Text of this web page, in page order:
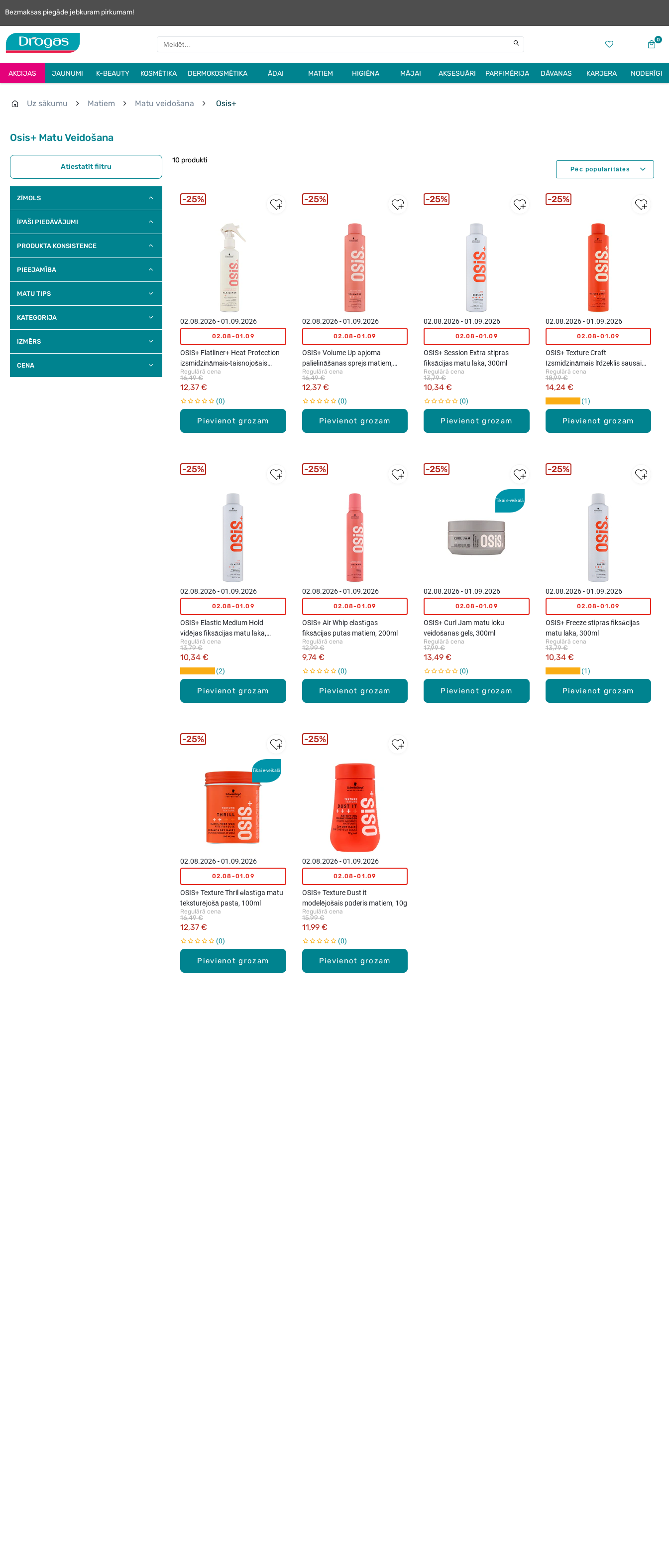
Bezmaksas piegāde jebkuram pirkumam!
0
AKCIJAS JAUNUMI K-BEAUTY KOSMĒTIKA DERMOKOSMĒTIKA ĀDAI MATIEM HIGIĒNA MĀJAI AKSESUĀRI PARFIMĒRIJA DĀVANAS KARJERA NODERĪGI
Uz sākumu Matiem Matu veidošana Osis+
Osis+ Matu Veidošana
Atiestatīt filtru
ZĪMOLS
ĪPAŠI PIEDĀVĀJUMI
PRODUKTA KONSISTENCE
PIEEJAMĪBA
MATU TIPS
KATEGORIJA
IZMĒRS
CENA
10 produkti
Pievienot grozam
02.08.2026 - 01.09.2026
02.08-01.09
OSIS+ Flatliner+ Heat Protection
izsmidzināmais-taisnojošais
serums matiem, 200ml
Regulārā cena
12,37 €
16,49 €
0
25%
Pievienot grozam
02.08.2026 - 01.09.2026
02.08-01.09
OSIS+ Volume Up apjoma
palielināšanas sprejs matiem,
300ml
Regulārā cena
12,37 €
16,49 €
0
25%
Pievienot grozam
02.08.2026 - 01.09.2026
02.08-01.09
OSIS+ Session Extra stipras
fiksācijas matu laka, 300ml
Regulārā cena
10,34 €
13,79 €
0
25%
Pievienot grozam
02.08.2026 - 01.09.2026
02.08-01.09
OSIS+ Texture Craft
Izsmidzināmais līdzeklis sausai
tekstūrai, 300ml
Regulārā cena
14,24 €
18,99 €
1
25%
Pievienot grozam
02.08.2026 - 01.09.2026
02.08-01.09
OSIS+ Elastic Medium Hold
vidējas fiksācijas matu laka,
300ml
Regulārā cena
10,34 €
13,79 €
2
25%
Pievienot grozam
02.08.2026 - 01.09.2026
02.08-01.09
OSIS+ Air Whip elastīgas
fiksācijas putas matiem, 200ml
Regulārā cena
9,74 €
12,99 €
0
25%
Tikai e-veikalā
Pievienot grozam
02.08.2026 - 01.09.2026
02.08-01.09
OSIS+ Curl Jam matu loku
veidošanas gels, 300ml
Regulārā cena
13,49 €
17,99 €
0
25%
Pievienot grozam
02.08.2026 - 01.09.2026
02.08-01.09
OSIS+ Freeze stipras fiksācijas
matu laka, 300ml
Regulārā cena
10,34 €
13,79 €
1
25%
Tikai e-veikalā
Pievienot grozam
02.08.2026 - 01.09.2026
02.08-01.09
OSIS+ Texture Thril еlastīga matu
teksturējošā pasta, 100ml
Regulārā cena
12,37 €
16,49 €
0
25%
Pievienot grozam
02.08.2026 - 01.09.2026
02.08-01.09
OSIS+ Texture Dust it
modelējošais pūderis matiem, 10g
Regulārā cena
11,99 €
15,99 €
0
25%